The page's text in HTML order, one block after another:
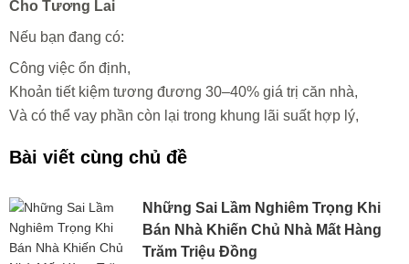
Cho Tương Lai
Nếu bạn đang có:
Công việc ổn định,
Khoản tiết kiệm tương đương 30–40% giá trị căn nhà,
Và có thể vay phần còn lại trong khung lãi suất hợp lý,
Bài viết cùng chủ đề
Những Sai Lầm Nghiêm Trọng Khi
Bán Nhà Khiến Chủ Nhà Mất Hàng
Trăm Triệu Đồng